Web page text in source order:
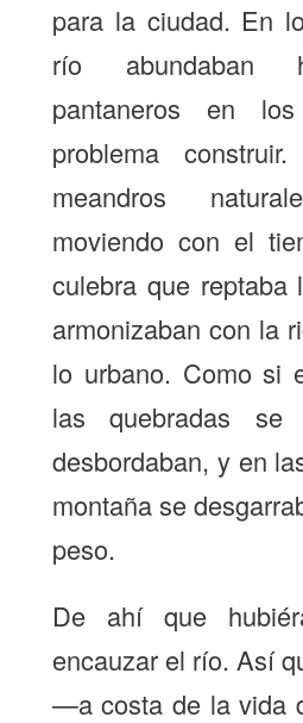
para la ciudad. En
río abundaban
pantaneros en
problema
meandros
moviendo con el
culebra que reptaba
armonizaban con la
lo urbano. Como si
las quebradas
desbordaban, y en
montaña se
peso.
De ahí que
encauzar el río. Así
—a costa de la vida